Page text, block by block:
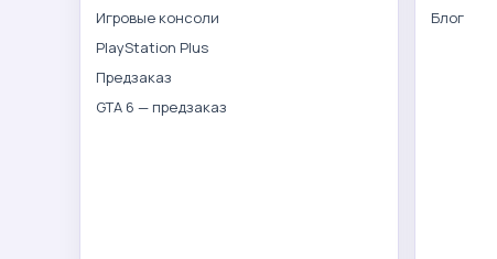
Игровые консоли
PlayStation Plus
Предзаказ
GTA 6 — предзаказ
Блог